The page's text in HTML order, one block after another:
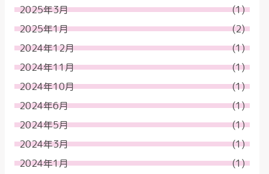
2025年3月
(1)
2025年1月
(2)
2024年12月
(1)
2024年11月
(1)
2024年10月
(1)
2024年6月
(1)
2024年5月
(1)
2024年3月
(1)
2024年1月
(1)